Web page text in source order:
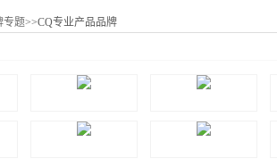
专题>>CQ专业产品品牌
其他彩妆爆款品牌 玛可安迪彩妆品牌